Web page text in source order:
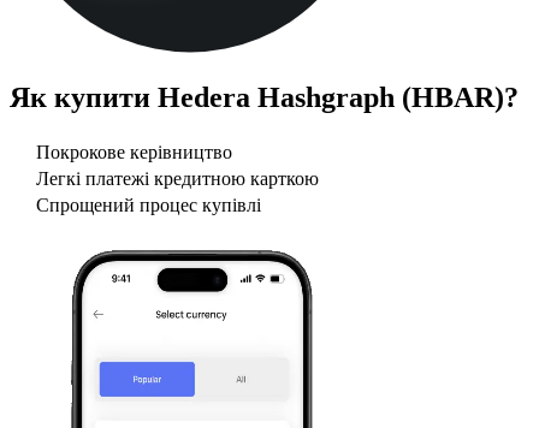
Як купити Hedera Hashgraph (HBAR)?
Покрокове керівництво
Легкі платежі кредитною карткою
Спрощений процес купівлі